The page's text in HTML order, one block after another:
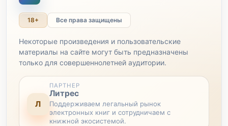
18+ Все права защищены
Некоторые произведения и пользовательские
материалы на сайте могут быть предназначены
только для совершеннолетней аудитории.
Л
ПАРТНЕР
Литрес
Поддерживаем легальный рынок
электронных книг и сотрудничаем с
книжной экосистемой.